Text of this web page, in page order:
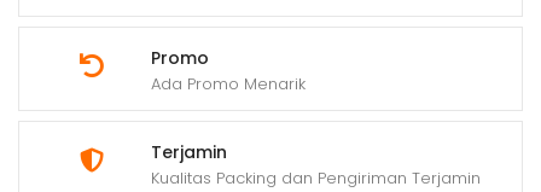
Promo
Ada Promo Menarik
Terjamin
Kualitas Packing dan Pengiriman Terjamin